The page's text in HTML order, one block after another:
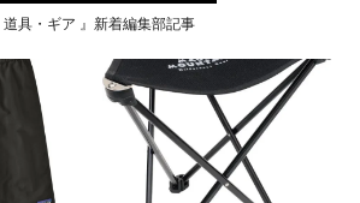
道具・ギア 』新着編集部記事